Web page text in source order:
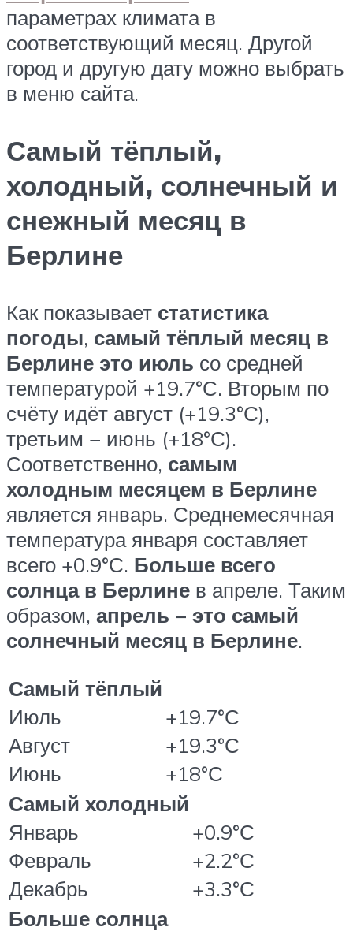
параметрах климата в
соответствующий месяц. Другой
город и другую дату можно выбрать
в меню сайта.
Самый тёплый,
холодный, солнечный и
снежный месяц в
Берлине
Как показывает статистика
погоды, самый тёплый месяц в
Берлине это июль со средней
температурой +19.7°С. Вторым по
счёту идёт август (+19.3°С),
третьим − июнь (+18°С).
Соответственно, самым
холодным месяцем в Берлине
является январь. Среднемесячная
температура января составляет
всего +0.9°С. Больше всего
солнца в Берлине в апреле. Таким
образом, апрель − это самый
солнечный месяц в Берлине.
Самый тёплый
Июль
+19.7°С
Август
+19.3°С
Июнь
+18°С
Самый холодный
Январь
+0.9°С
Февраль
+2.2°С
Декабрь
+3.3°С
Больше солнца